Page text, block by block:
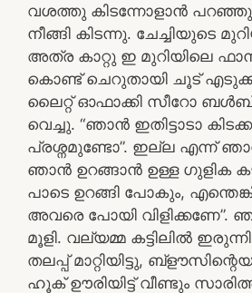
വശത്തു കിടന്നോളാൻ
നീങ്ങി കിടന്നു. ചേച്ചിയുടെ
അത്ര കാറ്റു ഇ മുറിയിലെ
കൊണ്ട് ചെറുതായി ചൂട്
ലൈറ്റ് ഓഫാക്കി സീറോ
വെച്ചു. “ഞാൻ ഇതിട്ടാടാ
പ്രശ്നമുണ്ടോ”. ഇല്ല എന്ന്
ഞാൻ ഉറങ്ങാൻ ഉള്ള ഗുളിക
പാടെ ഉറങ്ങി പോകും,
അവരെ പോയി വിളിക്കണേ”.
മൂളി. വല്യമ്മ കട്ടിലിൽ
തലപ്പ് മാറ്റിയിട്ടു,
ഹൂക് ഊരിയിട്ട് വീണ്ടും